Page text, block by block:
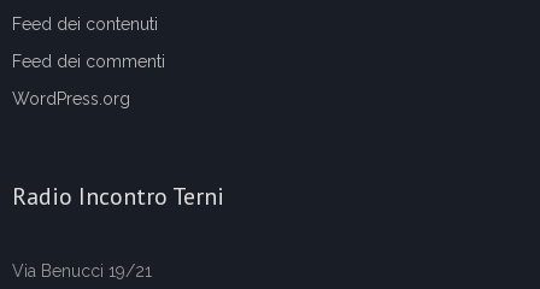
Feed dei contenuti
Feed dei commenti
WordPress.org
Radio Incontro Terni
Via Benucci 19/21